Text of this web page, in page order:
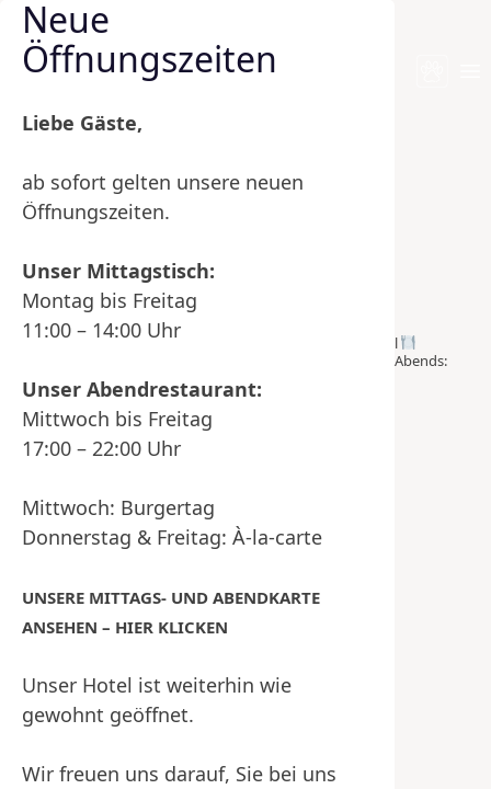
Skip to content
Neue
Öffnungszeiten
Liebe Gäste,
ab sofort gelten unsere neuen
Öffnungszeiten.
Unser Mittagstisch:
Montag bis Freitag
11:00 – 14:00 Uhr
Unser Abendrestaurant:
Mittwoch bis Freitag
17:00 – 22:00 Uhr
Mittwoch: Burgertag
Donnerstag & Freitag: À-la-carte
UNSERE MITTAGS- UND ABENDKARTE
ANSEHEN – HIER KLICKEN
Unser Hotel ist weiterhin wie
gewohnt geöffnet.
Wir freuen uns darauf, Sie bei uns
Nothing Found
No content matched your request.
Suchen
Folge uns auf
Instagram
gasthof.zum.loewen
Im Herzen der Altstadt Weißenhorn
Hotel
Abends:
Mi bis Fr 17:00 - 22:00 Uhr